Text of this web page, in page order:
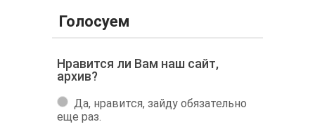
Голосуем
Нравится ли Вам наш сайт,
архив?
Да, нравится, зайду обязательно
еще раз.